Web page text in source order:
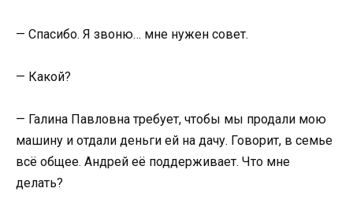
— Спасибо. Я звоню… мне нужен совет.
— Какой?
— Галина Павловна требует, чтобы мы продали мою
машину и отдали деньги ей на дачу. Говорит, в семье
всё общее. Андрей её поддерживает. Что мне
делать?